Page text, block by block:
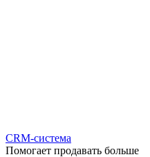
CRM-система
Помогает продавать больше